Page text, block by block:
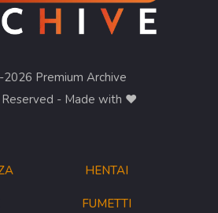
Premium Archive
- Made with ❤︎
HENTAI
FUMETTI